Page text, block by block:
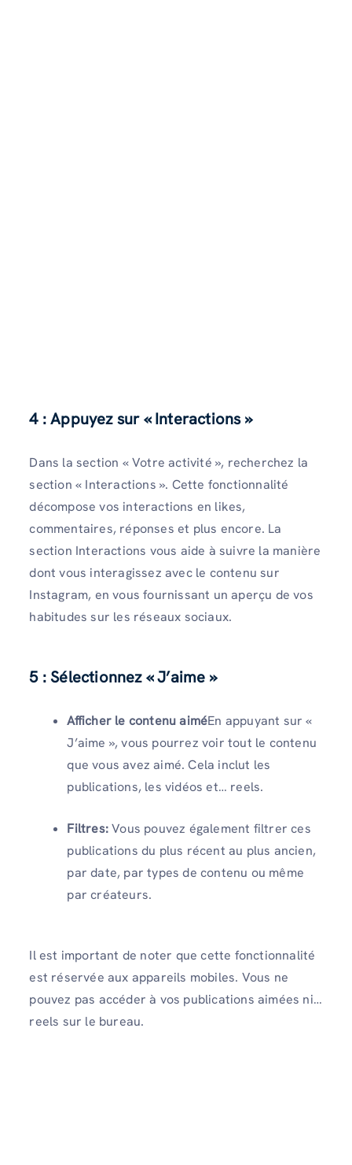
4 : Appuyez sur « Interactions »
Dans la section « Votre activité », recherchez la
section « Interactions ». Cette fonctionnalité
décompose vos interactions en likes,
commentaires, réponses et plus encore. La
section Interactions vous aide à suivre la manière
dont vous interagissez avec le contenu sur
Instagram, en vous fournissant un aperçu de vos
habitudes sur les réseaux sociaux.
5 : Sélectionnez « J’aime »
Afficher le contenu aiméEn appuyant sur «
J’aime », vous pourrez voir tout le contenu
que vous avez aimé. Cela inclut les
publications, les vidéos et… reels.
Filtres:Vous pouvez également filtrer ces
publications du plus récent au plus ancien,
par date, par types de contenu ou même
par créateurs.
Il est important de noter que cette fonctionnalité
est réservée aux appareils mobiles. Vous ne
pouvez pas accéder à vos publications aimées ni…
reels sur le bureau.